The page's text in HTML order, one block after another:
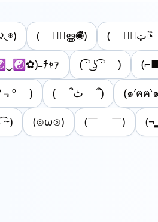
( ◉ืൠ◉ื) )
ﾆﾁｬｧ ( ͡ᵔ ͜ʖ ͡ᵔ )
) ( ՞ٹ ՞) (๑′ฅฅ‵
͡~) (⊙ω⊙) (￣ ￣)